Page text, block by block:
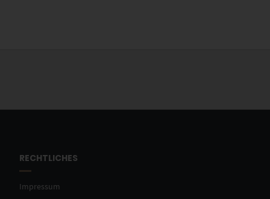
RECHTLICHES
Impressum